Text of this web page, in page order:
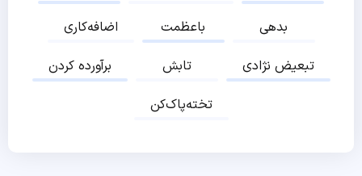
اضافه‌کاری
باعظمت
بدهی
برآورده کردن
تابش
تبعیض نژادی
تخته‌پاک‌کن